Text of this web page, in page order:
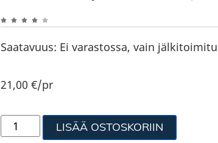
Saatavuus: Ei varastossa, vain
21,00 €/pr
LISÄÄ OSTOSKORIIN